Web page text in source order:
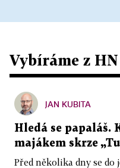
Vybíráme z HN
JAN KUBITA
Hledá se papaláš.
majákem skrze
Před několika dny se